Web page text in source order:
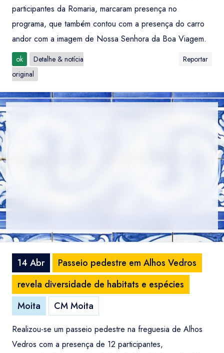
participantes da Romaria, marcaram presença no
programa, que também contou com a presença do carro
andor com a imagem de Nossa Senhora da Boa Viagem.
ok
Detalhe & notícia
original
Reportar
14 Abr
Passeio pedestre em Alhos Vedros
revela diversidade de habitats e espécies
Moita
CM Moita
Realizou-se um passeio pedestre na freguesia de Alhos
Vedros com a presença de 12 participantes,